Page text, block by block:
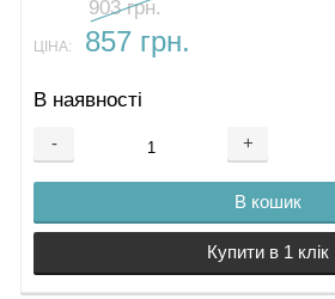
903 грн.
ЦІНА: 857 грн.
В наявності
- +
В кошик
Купити в 1 клік